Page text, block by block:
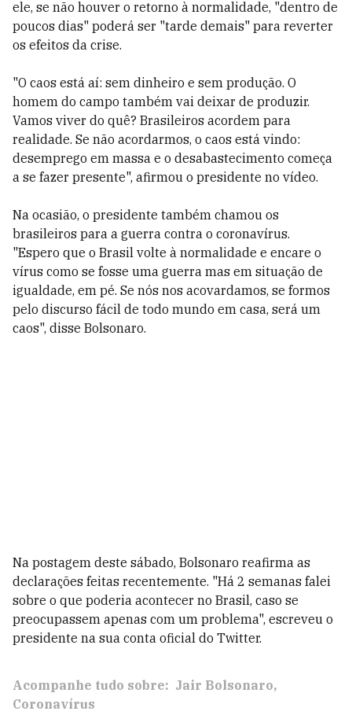
ele, se não houver o retorno à normalidade, "dentro de
poucos dias" poderá ser "tarde demais" para reverter
os efeitos da crise.
"O caos está aí: sem dinheiro e sem produção. O
homem do campo também vai deixar de produzir.
Vamos viver do quê? Brasileiros acordem para
realidade. Se não acordarmos, o caos está vindo:
desemprego em massa e o desabastecimento começa
a se fazer presente", afirmou o presidente no vídeo.
Na ocasião, o presidente também chamou os
brasileiros para a guerra contra o coronavírus.
"Espero que o Brasil volte à normalidade e encare o
vírus como se fosse uma guerra mas em situação de
igualdade, em pé. Se nós nos acovardamos, se formos
pelo discurso fácil de todo mundo em casa, será um
caos", disse Bolsonaro.
Na postagem deste sábado, Bolsonaro reafirma as
declarações feitas recentemente. "Há 2 semanas falei
sobre o que poderia acontecer no Brasil, caso se
preocupassem apenas com um problema", escreveu o
presidente na sua conta oficial do Twitter.
Acompanhe tudo sobre: Jair Bolsonaro
Coronavírus